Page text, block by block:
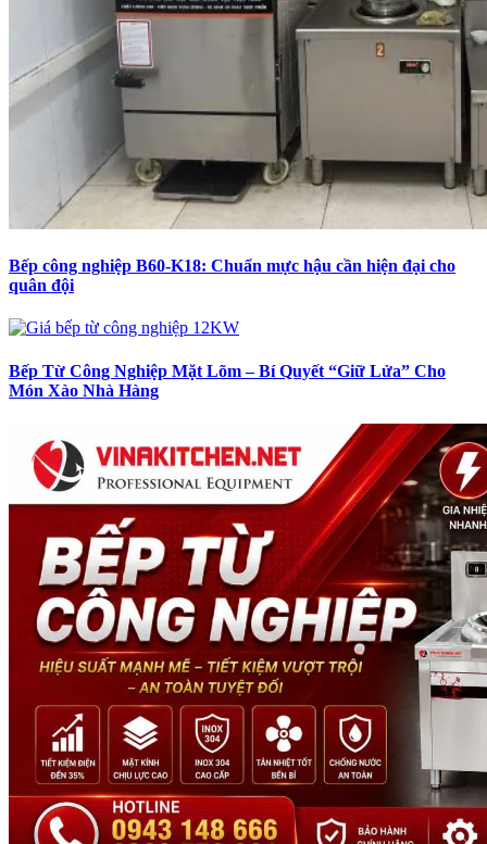
Bếp công nghiệp B60-K18: Chuẩn mực hậu cần hiện đại cho
quân đội
Bếp Từ Công Nghiệp Mặt Lõm – Bí Quyết “Giữ Lửa” Cho
Món Xào Nhà Hàng